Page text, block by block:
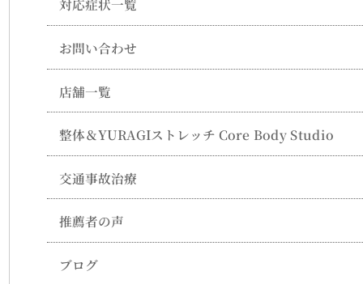
対応症状一覧
お問い合わせ
店舗一覧
整体＆YURAGIストレッチ Core Body Studio
交通事故治療
推薦者の声
ブログ